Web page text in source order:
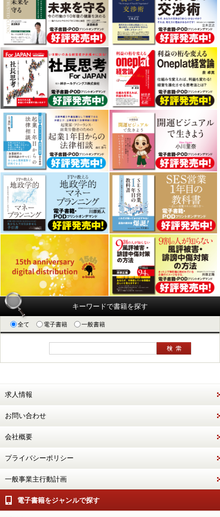
キーワードで書籍を探す
全て 電子書籍 一般書籍
求人情報
お問い合わせ
会社概要
プライバシーポリシー
一般事業主行動計画
電子書籍をジャンルで探す